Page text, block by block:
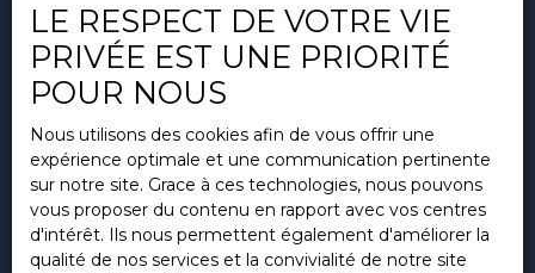
Politique de confidentialité
Plan du site
Espace collaborateurs
Gérer les cookies
Propulsé par
LE RESPECT DE VOTRE VIE
PRIVÉE EST UNE PRIORITÉ
POUR NOUS
Nous utilisons des cookies afin de vous offrir une
expérience optimale et une communication pertinente
sur notre site. Grace à ces technologies, nous pouvons
vous proposer du contenu en rapport avec vos centres
d'intérêt. Ils nous permettent également d'améliorer la
qualité de nos services et la convivialité de notre site